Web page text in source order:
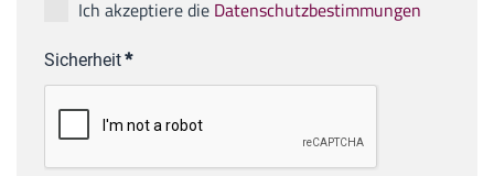
Ich akzeptiere die Datenschutzbestimmungen
Sicherheit*